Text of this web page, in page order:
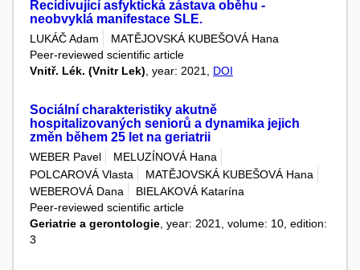
Recidivující asfyktická zástava oběhu -
neobvyklá manifestace SLE.
LUKÁČ Adam
MATĚJOVSKÁ KUBEŠOVÁ Hana
Peer-reviewed scientific article
Vnitř. Lék. (Vnitr Lek) , year: 2021, DOI
Sociální charakteristiky akutně
hospitalizovaných seniorů a dynamika jejich
změn během 25 let na geriatrii
WEBER Pavel
MELUZÍNOVÁ Hana
POLCAROVÁ Vlasta
MATĚJOVSKÁ KUBEŠOVÁ Hana
WEBEROVÁ Dana
BIELAKOVÁ Katarína
Peer-reviewed scientific article
Geriatrie a gerontologie , year: 2021, volume: 10, edition:
3